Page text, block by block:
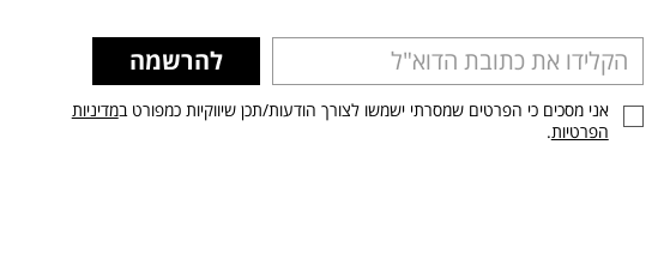
להרשמה
אני מסכים כי הפרטים שמסרתי ישמשו לצורך הודעות/תכן שיווקיות כמפורט במדיניות
הפרטיות.